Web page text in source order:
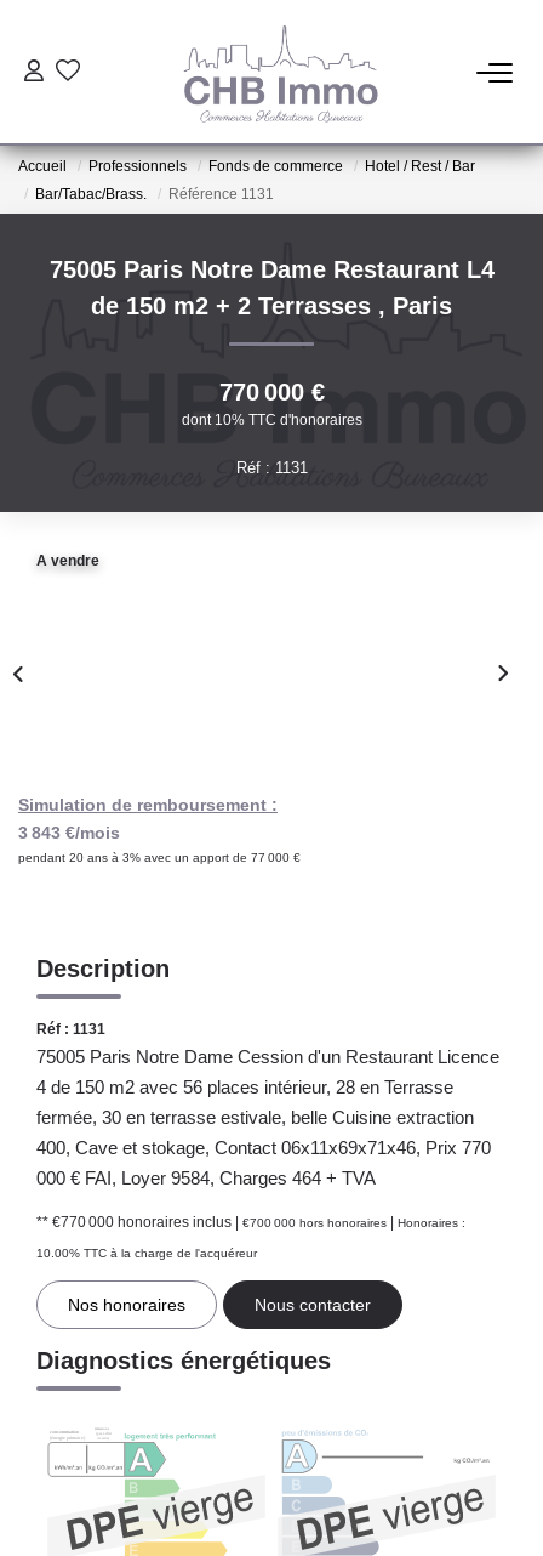
ESTIMATION
HABITATION
CESSIONS DE FONDS
LOCATIONS
GESTION
Accueil Professionnels Fonds de commerce
Hotel / Rest / Bar
Bar/Tabac/Brass.
Référence 1131
75005 Paris Notre Dame Restaurant L4
de 150 m2 + 2 Terrasses , Paris
770 000 €
dont 10% TTC d'honoraires
Réf : 1131
A vendre
Simulation de remboursement :
3 843 €/mois
pendant 20 ans à 3% avec un apport de 77 000 €
Description
Réf : 1131
75005 Paris Notre Dame Cession d'un Restaurant Licence
4 de 150 m2 avec 56 places intérieur, 28 en Terrasse
fermée, 30 en terrasse estivale, belle Cuisine extraction
400, Cave et stokage, Contact 06x11x69x71x46, Prix 770
000 € FAI, Loyer 9584, Charges 464 + TVA
** €770 000 honoraires inclus | €700 000 hors honoraires | Honoraires :
10.00% TTC à la charge de l'acquéreur
Nos honoraires Nous contacter
Diagnostics énergétiques